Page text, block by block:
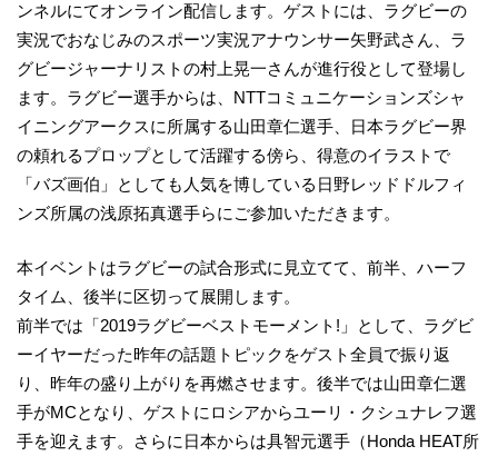
ンネルにてオンライン配信します。ゲストには、ラグビーの
実況でおなじみのスポーツ実況アナウンサー矢野武さん、ラ
グビージャーナリストの村上晃一さんが進行役として登場し
ます。ラグビー選手からは、NTTコミュニケーションズシャ
イニングアークスに所属する山田章仁選手、日本ラグビー界
の頼れるプロップとして活躍する傍ら、得意のイラストで
「バズ画伯」としても人気を博している日野レッドドルフィ
ンズ所属の浅原拓真選手らにご参加いただきます。
本イベントはラグビーの試合形式に見立てて、前半、ハーフ
タイム、後半に区切って展開します。
前半では「2019ラグビーベストモーメント!」として、ラグビ
ーイヤーだった昨年の話題トピックをゲスト全員で振り返
り、昨年の盛り上がりを再燃させます。後半では山田章仁選
手がMCとなり、ゲストにロシアからユーリ・クシュナレフ選
手を迎えます。さらに日本からは具智元選手（Honda HEAT所